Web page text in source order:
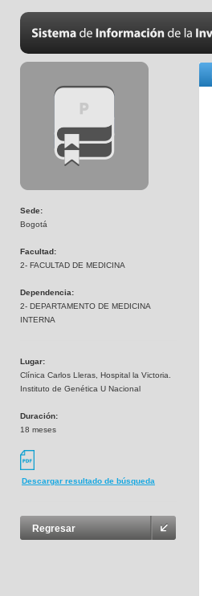
Sede:
Bogotá
Facultad:
2- FACULTAD DE MEDICINA
Dependencia:
2- DEPARTAMENTO DE MEDICINA
INTERNA
Lugar:
Clínica Carlos Lleras, Hospital la Victoria.
Instituto de Genética U Nacional
Duración:
18 meses
Descargar resultado de búsqueda
Regresar